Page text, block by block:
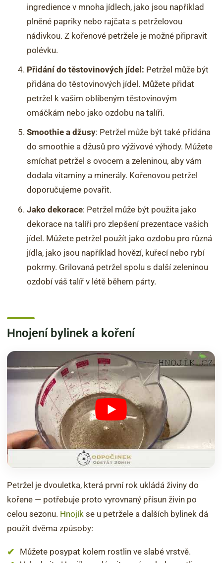
ingredience v mnoha jídlech, jako jsou například
plněné papriky nebo rajčata s petrželovou
nádivkou. Z kořenové petržele je možné připravit
polévku.
Přidání do těstovinových jídel: Petržel může být
přidána do těstovinových jídel. Můžete přidat
petržel k vašim oblíbeným těstovinovým
omáčkám nebo jako ozdobu na talíři.
Smoothie a džusy: Petržel může být také přidána
do smoothie a džusů pro výživové výhody. Můžete
smíchat petržel s ovocem a zeleninou, aby vám
dodala vitaminy a minerály. Kořenovou petržel
doporučujeme povařit.
Jako dekorace: Petržel může být použita jako
dekorace na talíři pro zlepšení prezentace vašich
jídel. Můžete petržel použít jako ozdobu pro různá
jídla, jako jsou například hovězí, kuřecí nebo rybí
pokrmy. Grilovaná petržel spolu s další zeleninou
ozdobí váš talíř v létě během párty.
Hnojení bylinek a koření
Petržel je dvouletka, která první rok ukládá živiny do
kořene — potřebuje proto vyrovnaný přísun živin po
celou sezonu. Hnojík se u petržele a dalších bylinek dá
použít dvěma způsoby:
Můžete posypat kolem rostlin ve slabé vrstvě.